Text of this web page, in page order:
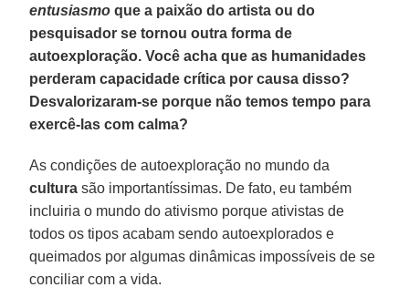
entusiasmo que a paixão do artista ou do
pesquisador se tornou outra forma de
autoexploração. Você acha que as humanidades
perderam capacidade crítica por causa disso?
Desvalorizaram-se porque não temos tempo para
exercê-las com calma?
As condições de autoexploração no mundo da
cultura são importantíssimas. De fato, eu também
incluiria o mundo do ativismo porque ativistas de
todos os tipos acabam sendo autoexplorados e
queimados por algumas dinâmicas impossíveis de se
conciliar com a vida.